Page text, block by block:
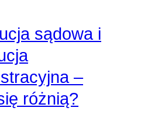
sądowa i
–
różnią?